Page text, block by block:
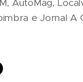
AutoMag,
e Jornal A